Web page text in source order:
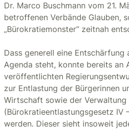
Dr. Marco Buschmann vom 21.
betroffenen Verbände Glauben,
„Bürokratiemonster“ zeitnah
Dass generell eine
Agenda steht, konnte bereits an
veröffentlichten
zur Entlastung der Bürgerinnen
Wirtschaft sowie der
(Bürokratieentlastungsgesetz IV
werden. Dieser sieht insoweit